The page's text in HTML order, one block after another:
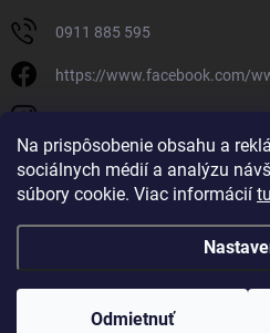
Na prispôsobenie obsahu a
sociálnych médií a analýzu
súbory cookie. Viac informácií tu
Odmietnuť
0911 885 595
https://www.facebook.com/
Copyright 2026Sanovo.sk. Všetky